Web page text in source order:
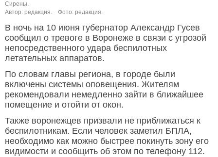
Сирены.
Автор: редакция.
Фото: редакция.
В ночь на 10 июня губернатор Александр Гусев
сообщил о тревоге в Воронеже в связи с угрозой
непосредственного удара беспилотных
летательных аппаратов.
По словам главы региона, в городе были
включены системы оповещения. Жителям
рекомендовали немедленно зайти в ближайшее
помещение и отойти от окон.
Также воронежцев призвали не приближаться к
беспилотникам. Если человек заметил БПЛА,
необходимо как можно быстрее покинуть зону его
видимости и сообщить об этом по телефону 112.